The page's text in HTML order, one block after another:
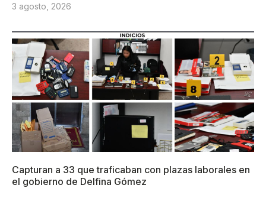
3 agosto, 2026
Capturan a 33 que traficaban con plazas laborales en
el gobierno de Delfina Gómez